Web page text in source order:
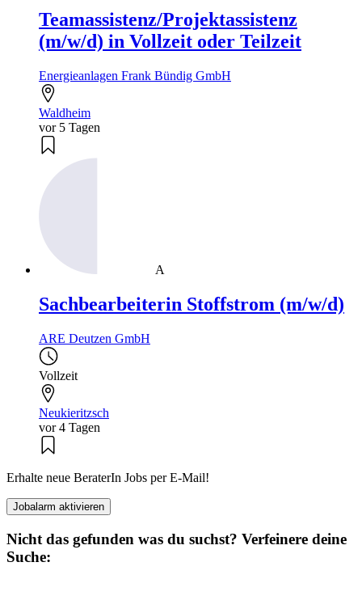
Teamassistenz/Projektassistenz
(m/w/d) in Vollzeit oder Teilzeit
Energieanlagen Frank Bündig GmbH
Waldheim
vor 5 Tagen
A
Sachbearbeiterin Stoffstrom (m/w/d)
ARE Deutzen GmbH
Vollzeit
Neukieritzsch
vor 4 Tagen
Erhalte neue BeraterIn Jobs per E-Mail!
Jobalarm aktivieren
Nicht das gefunden was du suchst? Verfeinere deine
Suche: